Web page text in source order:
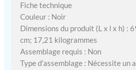
Fiche technique
Couleur : Noir
Dimensions du produit (L x l x h) :
cm; 17,21 kilogrammes
Assemblage requis : Non
Type d’assemblage : Nécessite un